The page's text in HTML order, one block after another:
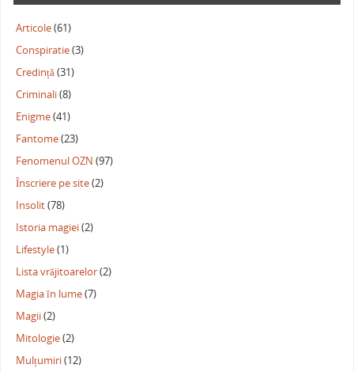
Articole(61)
Conspiratie(3)
Credință(31)
Criminali(8)
Enigme(41)
Fantome(23)
Fenomenul OZN (97)
Înscriere pe site(2)
Insolit(78)
Istoria magiei(2)
Lifestyle(1)
Lista vrăjitoarelor(2)
Magia în lume(7)
Magii(2)
Mitologie(2)
Mulțumiri(12)